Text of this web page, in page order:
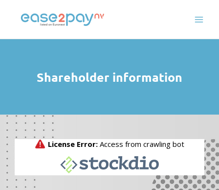
Shareholder information